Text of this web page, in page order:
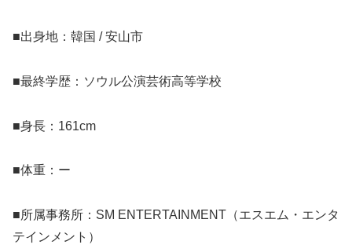
■出身地：韓国 / 安山市
■最終学歴：ソウル公演芸術高等学校
■身長：161cm
■体重：ー
■所属事務所：SM ENTERTAINMENT（エスエム・エンタ
テインメント）